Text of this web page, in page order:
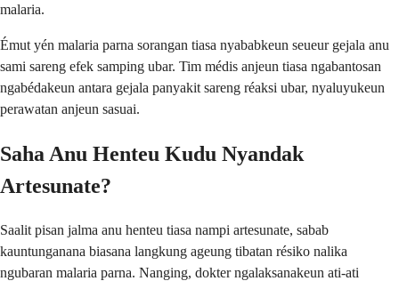
malaria.
Émut yén malaria parna sorangan tiasa nyababkeun seueur gejala anu
sami sareng efek samping ubar. Tim médis anjeun tiasa ngabantosan
ngabédakeun antara gejala panyakit sareng réaksi ubar, nyaluyukeun
perawatan anjeun sasuai.
Saha Anu Henteu Kudu Nyandak
Artesunate?
Saalit pisan jalma anu henteu tiasa nampi artesunate, sabab
kauntunganana biasana langkung ageung tibatan résiko nalika
ngubaran malaria parna. Nanging, dokter ngalaksanakeun ati-ati